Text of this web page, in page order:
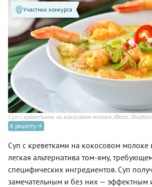
Участник конкурса
Суп с креветками на кокосовом молоке(Фото:
К рецепту
Суп с креветками на кокосовом молоке
легкая альтернатива том-яму,
специфических ингредиентов. Суп
замечательным и без них — эффектным